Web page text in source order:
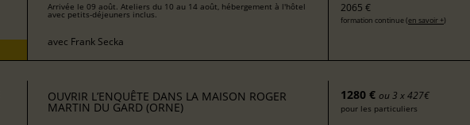
Arrivée le 09 août. Ateliers du 10 au 14 août, hébergement à l'hôtel
avec petits-déjeuners inclus.
avec Frank Secka
2065 €
formation continue (en savoir +)
OUVRIR L’ENQUÊTE DANS LA MAISON ROGER
MARTIN DU GARD (ORNE)
1280 € ou 3 x 427€
pour les particuliers